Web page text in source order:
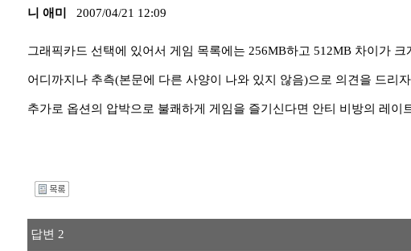
니 애미 2007/04/21 12:09
그래픽카드 선택에 있어서 게임 목록에는 256MB하고 512MB 차이가
어디까지나 추측(본문에 다른 사양이 나와 있지 않음)으로 의견을 드리
추가로 옵션의 압박으로 불쾌하게 게임을 즐기신다면 안티 비방의 레이
답변 2